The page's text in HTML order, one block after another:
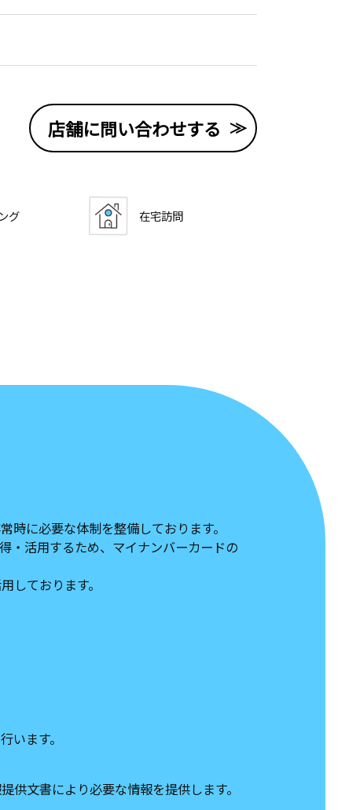
店舗に問い合わせする
グ 在宅訪問
に必要な体制を整備しております。
・活用するため、マイナンバーカードの
しております。
います。
文書により必要な情報を提供します。